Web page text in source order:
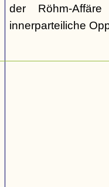
der Röhm-
innerparteiliche